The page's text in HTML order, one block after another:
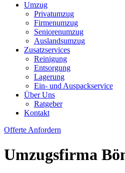
Umzug
Privatumzug
Firmenumzug
Seniorenumzug
Auslandsumzug
Zusatzservices
Reinigung
Entsorgung
Lagerung
Ein- und Auspackservice
Über Uns
Ratgeber
Kontakt
Offerte Anfordern
Umzugsfirma